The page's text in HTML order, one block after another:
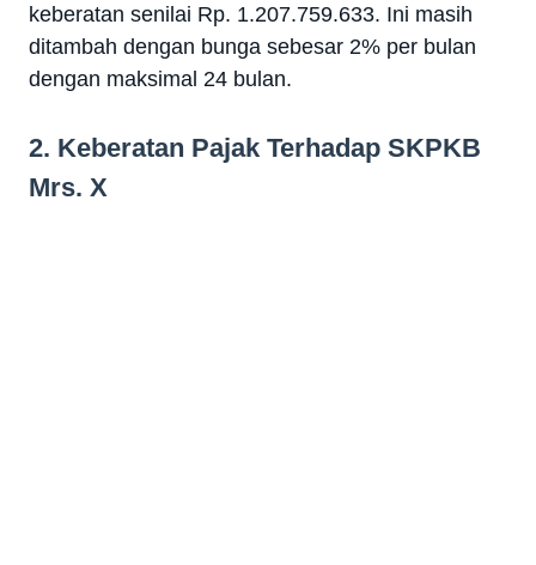
keberatan senilai Rp. 1.207.759.633. Ini masih
ditambah dengan bunga sebesar 2% per bulan
dengan maksimal 24 bulan.
2. Keberatan Pajak Terhadap SKPKB
Mrs. X